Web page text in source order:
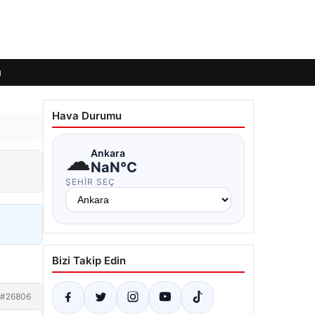
#26806
Hava Durumu
☁Ankara
NaN°C
ŞEHIR SEÇ
Bizi Takip Edin